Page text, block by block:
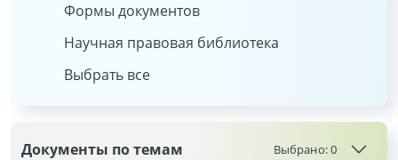
Формы документов
Научная правовая библиотека
Выбрать все
Документы по темам Выбрано:0